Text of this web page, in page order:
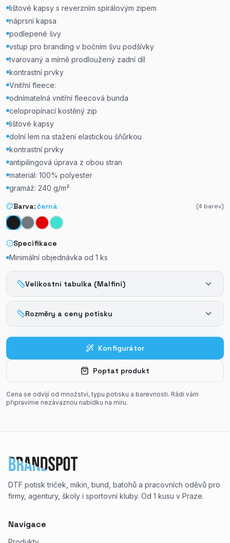
lištové kapsy s reverzním spirálovým zipem
náprsní kapsa
podlepené švy
vstup pro branding v bočním švu podšívky
tvarovaný a mírně prodloužený zadní díl
kontrastní prvky
Vnitřní fleece:
odnímatelná vnitřní fleecová bunda
celopropínací kostěný zip
lištové kapsy
dolní lem na stažení elastickou šňůrkou
kontrastní prvky
antipilingová úprava z obou stran
materiál: 100% polyester
gramáž: 240 g/m²
Barva:černá (4 barev)
Specifikace
Minimální objednávka od 1 ks
Velikostní tabulka (Malfini)
Rozměry a ceny potisku
Konfigurátor
Poptat produkt
Cena se odvíjí od množství, typu potisku a barevnosti. Rádi vám
připravíme nezávaznou nabídku na míru.
DTF potisk triček, mikin, bund, batohů a pracovních oděvů pro
firmy, agentury, školy i sportovní kluby. Od 1 kusu v Praze.
Navigace